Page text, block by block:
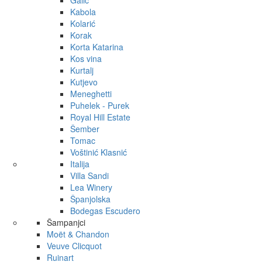
Kabola
Kolarić
Korak
Korta Katarina
Kos vina
Kurtalj
Kutjevo
Meneghetti
Puhelek - Purek
Royal Hill Estate
Šember
Tomac
Voštinić Klasnić
Italija
Villa Sandi
Lea Winery
Španjolska
Bodegas Escudero
Šampanjci
Moët & Chandon
Veuve Clicquot
Ruinart